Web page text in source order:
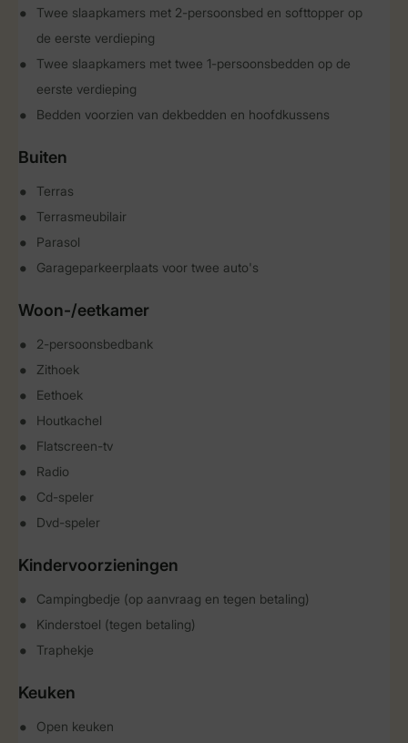
Twee slaapkamers met 2-persoonsbed en softtopper op
de eerste verdieping
Twee slaapkamers met twee 1-persoonsbedden op de
eerste verdieping
Bedden voorzien van dekbedden en hoofdkussens
Buiten
Terras
Terrasmeubilair
Parasol
Garageparkeerplaats voor twee auto's
Woon-/eetkamer
2-persoonsbedbank
Zithoek
Eethoek
Houtkachel
Flatscreen-tv
Radio
Cd-speler
Dvd-speler
Kindervoorzieningen
Campingbedje (op aanvraag en tegen betaling)
Kinderstoel (tegen betaling)
Traphekje
Keuken
Open keuken